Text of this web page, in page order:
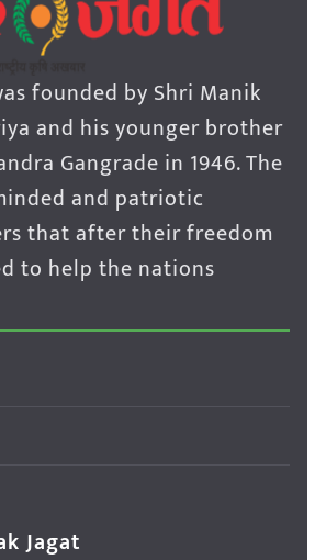
founded by Shri Manik
and his younger brother
Gangrade in 1946. The
and patriotic
that after their freedom
to help the nations
Jagat